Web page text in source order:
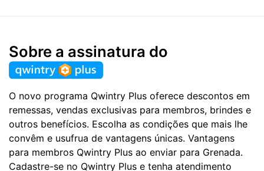
Sobre a assinatura do
O novo programa Qwintry Plus oferece descontos em
remessas, vendas exclusivas para membros, brindes e
outros benefícios. Escolha as condições que mais lhe
convêm e usufrua de vantagens únicas. Vantagens
para membros Qwintry Plus ao enviar para Grenada.
Cadastre-se no Qwintry Plus e tenha atendimento